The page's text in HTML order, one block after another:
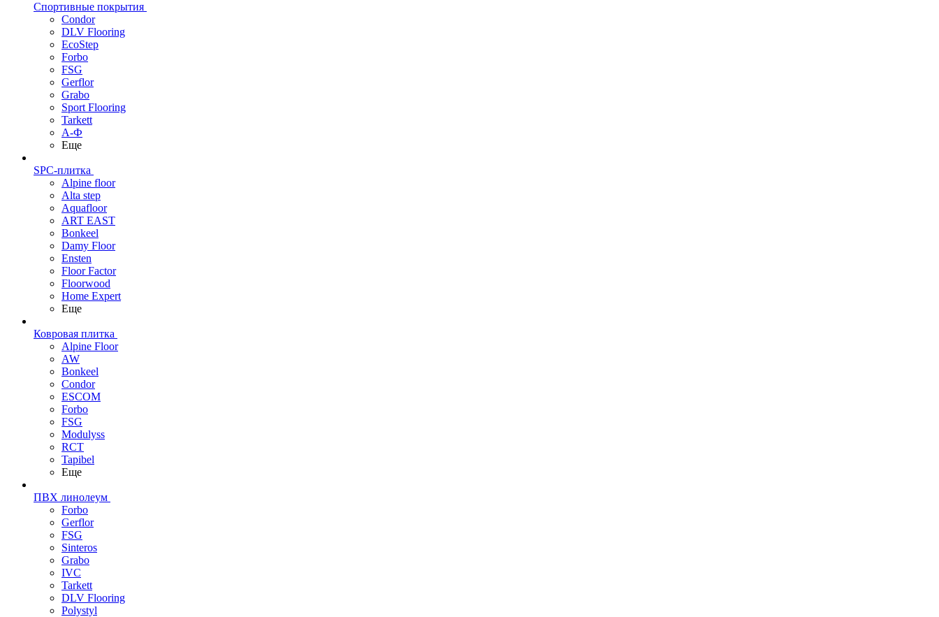
Спортивные покрытия
Condor
DLV Flooring
EcoStep
Forbo
FSG
Gerflor
Grabo
Sport Flooring
Tarkett
А-Ф
Еще
SPC-плитка
Alpine floor
Alta step
Aquafloor
ART EAST
Bonkeel
Damy Floor
Ensten
Floor Factor
Floorwood
Home Expert
Еще
Ковровая плитка
Alpine Floor
AW
Bonkeel
Condor
ESCOM
Forbo
FSG
Modulyss
RCT
Tapibel
Еще
ПВХ линолеум
Forbo
Gerflor
FSG
Sinteros
Grabo
IVC
Tarkett
DLV Flooring
Polystyl